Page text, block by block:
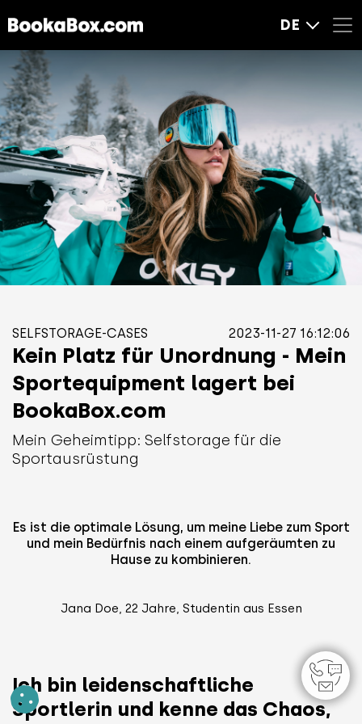
DE
SELFSTORAGE-CASES 2023-11-27 16:12:06
Kein Platz für Unordnung - Mein
Sportequipment lagert bei
BookaBox.com
Mein Geheimtipp: Selfstorage für die
Sportausrüstung
Es ist die optimale Lösung, um meine Liebe zum Sport
und mein Bedürfnis nach einem aufgeräumten zu
Hause zu kombinieren.
Jana Doe, 22 Jahre, Studentin aus Essen
Ich bin leidenschaftliche
Sportlerin und kenne das Chaos,